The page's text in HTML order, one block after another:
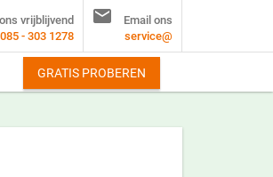
vrijblijvend
085 - 303 1278

Email ons
service@
GRATIS PROBEREN